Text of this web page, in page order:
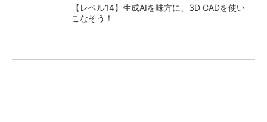
【レベル14】生成AIを味方に、3D CADを使い
こなそう！